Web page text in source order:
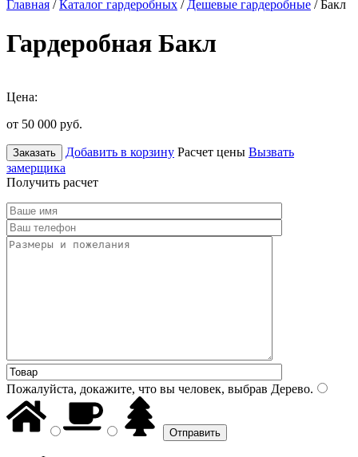
Главная /Каталог гардеробных / Дешевые гардеробные / Бакл
Гардеробная Бакл
Цена:
от 50 000 руб.
Заказать Добавить в корзину Расчет цены Вызвать
замерщика
Получить расчет
Пожалуйста, докажите, что вы человек, выбрав Дерево.